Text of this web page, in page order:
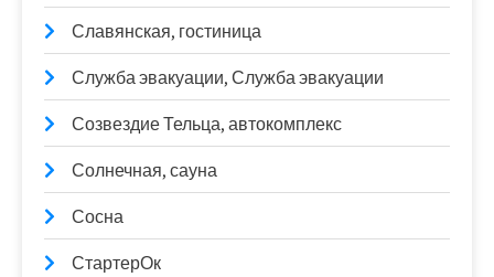
Славянская, гостиница
Служба эвакуации, Служба эвакуации
Созвездие Тельца, автокомплекс
Солнечная, сауна
Сосна
СтартерОк